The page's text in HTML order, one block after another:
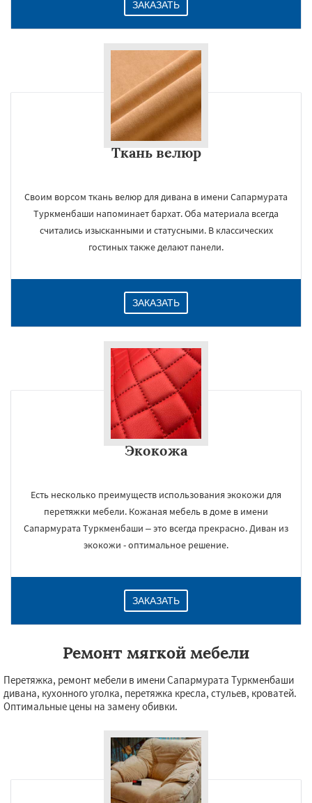
ЗАКАЗАТЬ
Ткань велюр
Своим ворсом ткань велюр для дивана в имени Сапармурата
Туркменбаши напоминает бархат. Оба материала всегда
считались изысканными и статусными. В классических
гостиных также делают панели.
ЗАКАЗАТЬ
Экокожа
Есть несколько преимуществ использования экокожи для
перетяжки мебели. Кожаная мебель в доме в имени
Сапармурата Туркменбаши – это всегда прекрасно. Диван из
экокожи - оптимальное решение.
ЗАКАЗАТЬ
Ремонт мягкой мебели
Перетяжка, ремонт мебели в имени Сапармурата Туркменбаши
дивана, кухонного уголка, перетяжка кресла, стульев, кроватей.
Оптимальные цены на замену обивки.